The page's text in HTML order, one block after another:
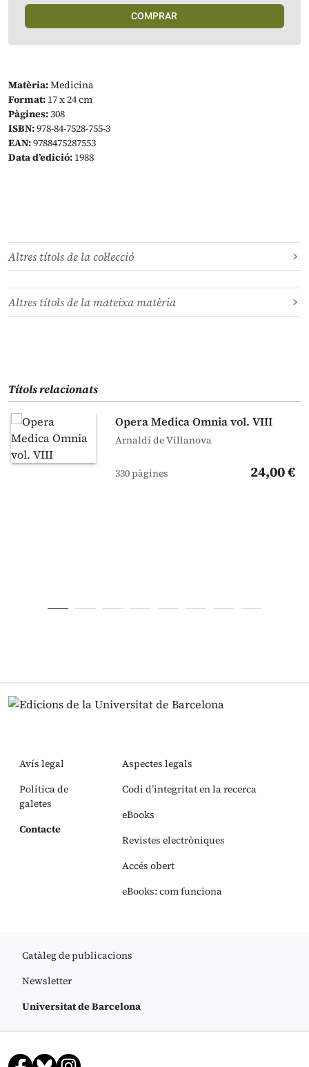
Matèria:Medicina
Format: 17 x 24 cm
Pàgines:308
ISBN:978-84-7528-755-3
EAN:9788475287553
Data d’edició: 1988
COMPRAR
Altres títols de la col·lecció
Altres títols de la mateixa matèria
Títols relacionats
Opera Medica Omnia vol. VIII
Arnaldi de Villanova
330 pàgines 24,00 €
Avís legal
Política de
galetes
Contacte
Aspectes legals
Codi d’integritat en la recerca
eBooks
Revistes electròniques
Accés obert
eBooks: com funciona
Catàleg de publicacions
Newsletter
Universitat de Barcelona